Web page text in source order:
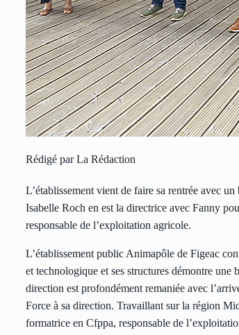
Rédigé par La Rédaction
L’établissement vient de faire sa rentrée avec
Isabelle Roch en est la directrice avec Fanny
responsable de l’exploitation agricole.
L’établissement public Animapôle de Figeac
et technologique et ses structures démontre une
direction est profondément remaniée avec
Force à sa direction. Travaillant sur la région
formatrice en Cfppa, responsable de